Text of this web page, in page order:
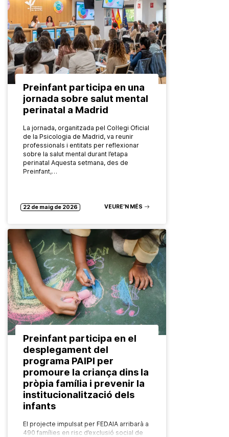
Preinfant participa en una
jornada sobre salut mental
perinatal a Madrid
La jornada, organitzada pel Col·legi Oficial
de la Psicologia de Madrid, va reunir
professionals i entitats per reflexionar
sobre la salut mental durant l’etapa
perinatal Aquesta setmana, des de
Preinfant,…
22 de maig de 2026 VEURE’N MÉS
Preinfant participa en el
desplegament del
programa PAIPI per
promoure la criança dins la
pròpia família i prevenir la
institucionalització dels
infants
El projecte impulsat per FEDAIA arribarà a
490 famílies en risc d’exclusió social de